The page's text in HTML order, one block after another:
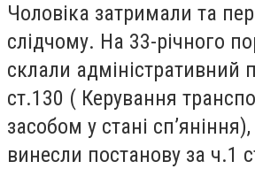
Чоловіка затримали та
слідчому. На 33-річного
склали адміністративний
ст.130 ( Керування
засобом у стані
винесли постанову за ч.1